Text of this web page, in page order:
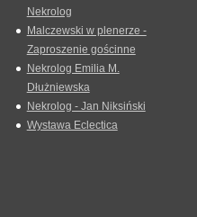
Nekrolog
Malczewski w plenerze -
Zaproszenie gościnne
Nekrolog Emilia M.
Dłużniewska
Nekrolog - Jan Niksiński
Wystawa Eclectica